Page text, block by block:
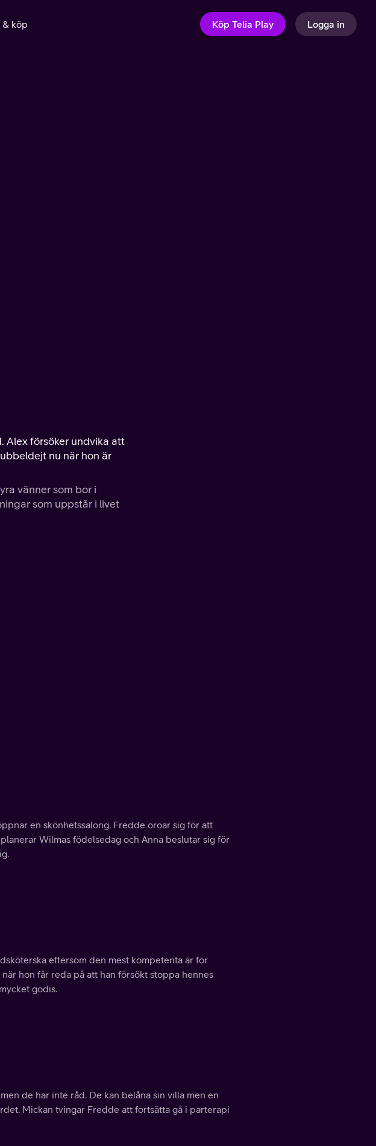
& köp Köp Telia Play Logga in
Alex försöker undvika att
nu när hon är
vänner som bor i
som uppstår i livet
en skönhetssalong. Fredde oroar sig för att
Wilmas födelsedag och Anna beslutar sig för
eftersom den mest kompetenta är för
hon får reda på att han försökt stoppa hennes
godis.
de har inte råd. De kan belåna sin villa men en
Mickan tvingar Fredde att fortsätta gå i parterapi